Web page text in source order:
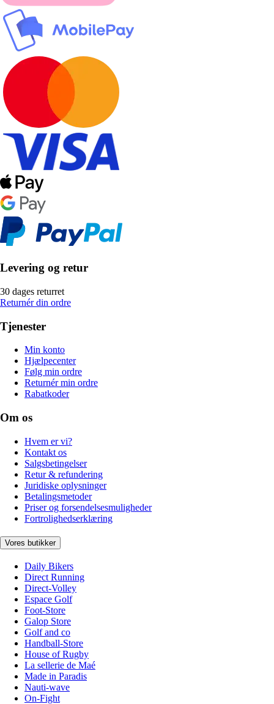
Levering og retur
30 dages returret
Returnér din ordre
Tjenester
Min konto
Hjælpecenter
Følg min ordre
Returnér min ordre
Rabatkoder
Om os
Hvem er vi?
Kontakt os
Salgsbetingelser
Retur & refundering
Juridiske oplysninger
Betalingsmetoder
Priser og forsendelsesmuligheder
Fortrolighedserklæring
Vores butikker
Daily Bikers
Direct Running
Direct-Volley
Espace Golf
Foot-Store
Galop Store
Golf and co
Handball-Store
House of Rugby
La sellerie de Maé
Made in Paradis
Nauti-wave
On-Fight